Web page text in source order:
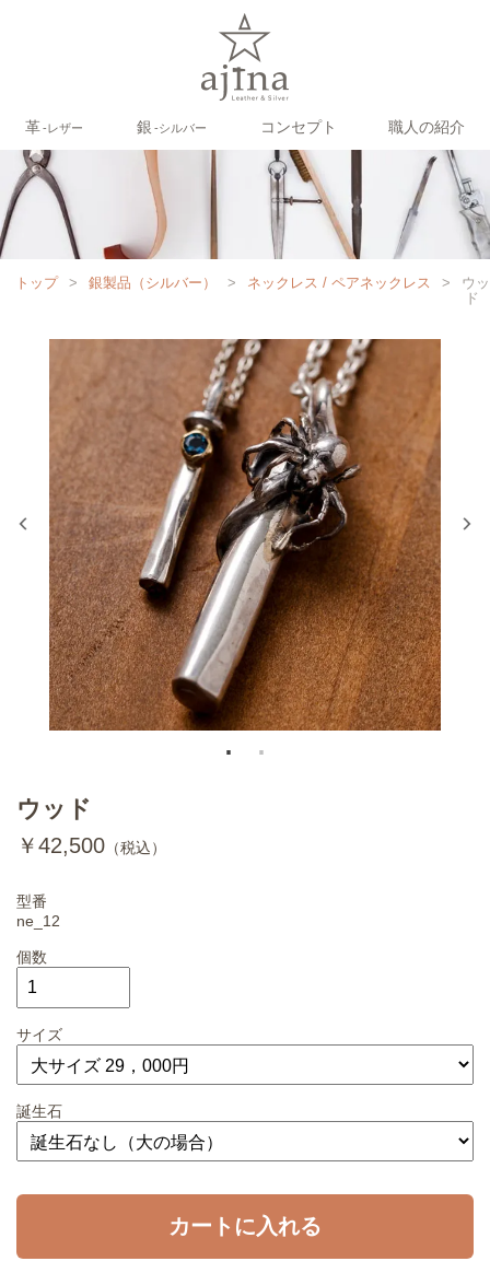
革‐レザー 銀 ‐シルバー コンセプト 職人の紹介
トップ > 銀製品（シルバー） > ネックレス / ペアネックレス >
ウッ
ド
ウッド
￥42,500 （税込）
型番
ne_12
個数
サイズ
誕生石
カートに入れる